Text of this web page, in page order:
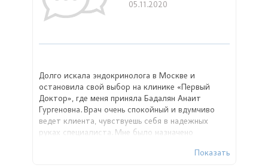
05.11.2020
Долго искала эндокринолога в Москве и
остановила свой выбор на клинике «Первый
Доктор», где меня приняла Бадалян Анаит
Гургеновна. Врач очень спокойный и вдумчиво
ведет клиента, чувствуешь себя в надежных
руках специалиста. Мне было назначено
Показать